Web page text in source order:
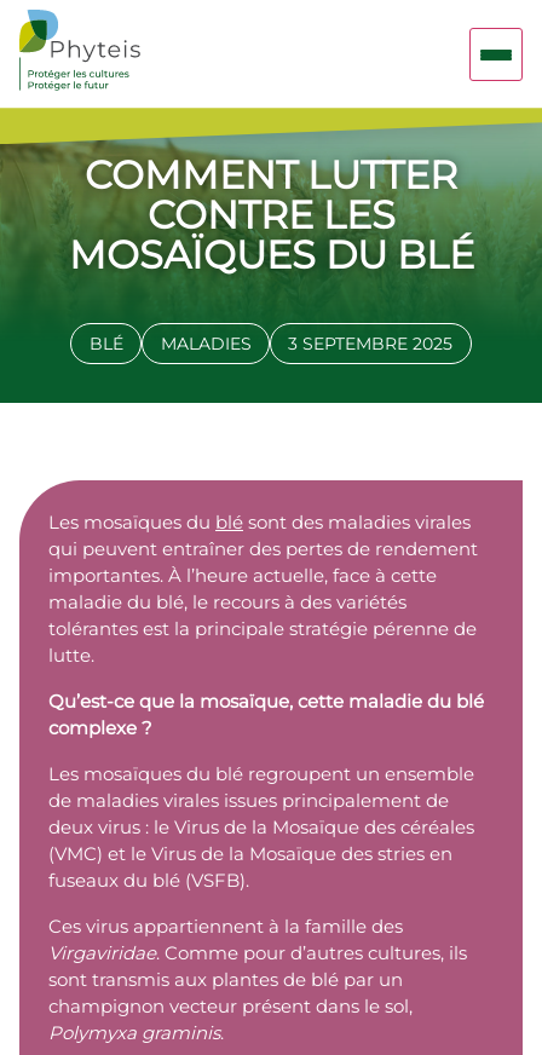
COMMENT LUTTER
CONTRE LES
MOSAÏQUES DU BLÉ
BLÉ MALADIES 3 SEPTEMBRE 2025
Les mosaïques du blé sont des maladies virales
qui peuvent entraîner des pertes de rendement
importantes. À l’heure actuelle, face à cette
maladie du blé, le recours à des variétés
tolérantes est la principale stratégie pérenne de
lutte.
Qu’est-ce que la mosaïque, cette maladie du blé
complexe ?
Les mosaïques du blé regroupent un ensemble
de maladies virales issues principalement de
deux virus : le Virus de la Mosaïque des céréales
(VMC) et le Virus de la Mosaïque des stries en
fuseaux du blé (VSFB).
Ces virus appartiennent à la famille des
Virgaviridae. Comme pour d’autres cultures, ils
sont transmis aux plantes de blé par un
champignon vecteur présent dans le sol,
Polymyxa graminis.